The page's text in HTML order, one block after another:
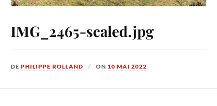
IMG_2465-scaled.jpg
DEPHILIPPE ROLLAND ON 10 MAI 2022